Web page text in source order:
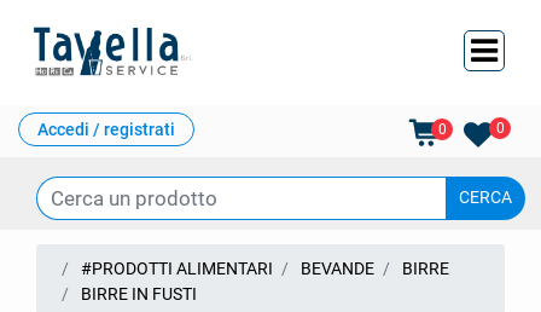
Accedi / registrati 0 0
#PRODOTTI ALIMENTARI BEVANDE
BIRRE
BIRRE IN FUSTI